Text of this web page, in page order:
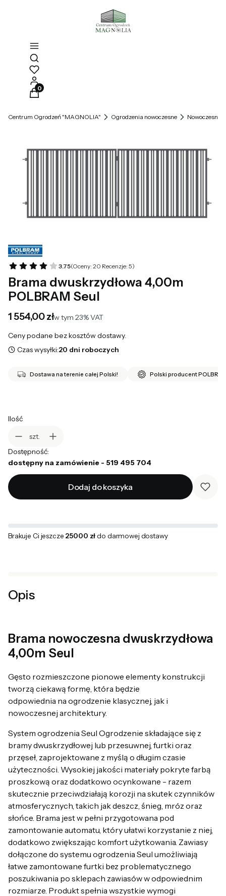
Otwórz wyszukiwarkę
Produkty w koszyku: 0. Zobacz szczegóły
Centrum Ogrodzeń "MAGNOLIA" Ogrodzenia nowoczesne Nowoczesne
3.75(Oceny: 20 Recenzje: 5)
Brama dwuskrzydłowa 4,00m
POLBRAM Seul
Cena
1 554,00 złw tym 23% VAT
w tym23%VAT
Ceny podane bez kosztów dostawy.
Czas wysyłki:20 dni roboczych
Dostawa na terenie całej Polski! Polski producent
Ilość
szt.
Dostępność:
dostępny na zamówienie - 519 495 704
Dodaj do koszyka
Brakuje Ci jeszcze 25000 złdo darmowej dostawy
Opis
Brama nowoczesna dwuskrzydłowa
4,00m Seul
Gęsto rozmieszczone pionowe elementy konstrukcji
tworzą ciekawą formę, która będzie
odpowiednia na ogrodzenie klasycznej, jak i
nowoczesnej architektury.
System ogrodzenia Seul Ogrodzenie składające się z
bramy dwuskrzydłowej lub przesuwnej, furtki oraz
przęseł, zaprojektowane z myślą o długim czasie
użyteczności. Wysokiej jakości materiały pokryte farbą
proszkową oraz dodatkowo ocynkowane - razem
skutecznie przeciwdziałają korozji na skutek czynników
atmosferycznych, takich jak deszcz, śnieg, mróz oraz
słońce. Brama jest w pełni przygotowana pod
zamontowanie automatu, który ułatwi korzystanie z niej,
dodatkowo zwiększając komfort użytkowania. Zawiasy
dołączone do systemu ogrodzenia Seul umożliwiają
łatwe zamontowane furtki bez problematycznego
poszukiwania po sklepach zawiasów w odpowiednim
rozmiarze. Produkt spełnia wszystkie wymogi